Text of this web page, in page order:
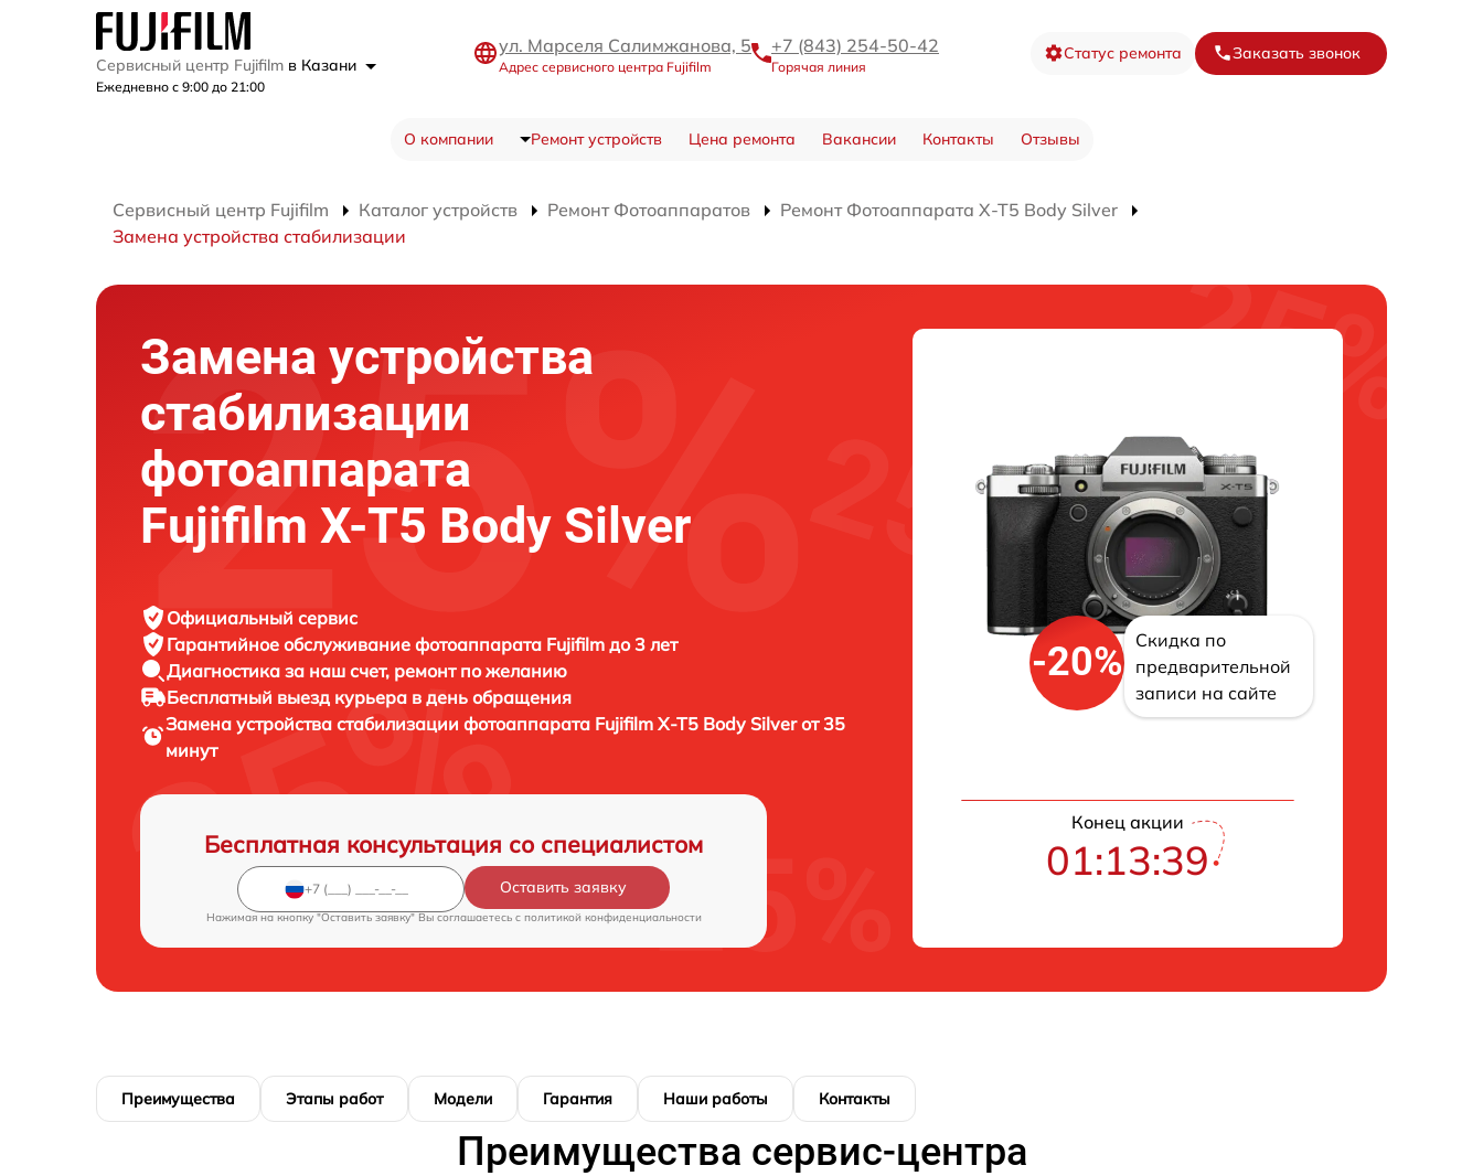
Сервисный центр Fujifilm в Казани
Ежедневно с 9:00 до 21:00
ул. Марселя Салимжанова, 5
Адрес сервисного центра Fujifilm
+7 (843) 254-50-42
Горячая линия
Статус ремонта Заказать звонок
О компании Ремонт устройств Цена ремонта Вакансии Контакты Отзывы
Сервисный центр Fujifilm Каталог устройств Ремонт Фотоаппаратов
Ремонт Фотоаппарата X-T5 Body Silver
Замена устройства стабилизации
Замена устройства
стабилизации
фотоаппарата
Fujifilm X-T5 Body Silver
Официальный сервис
Гарантийное обслуживание фотоаппарата Fujifilm до 3 лет
Диагностика за наш счет, ремонт по желанию
Бесплатный выезд курьера в день обращения
Замена устройства стабилизации фотоаппарата Fujifilm X-T5 Body Silver от 35
минут
Бесплатная консультация со специалистом
Оставить заявку
Нажимая на кнопку "Оставить заявку" Вы соглашаетесь c политикой конфиденциальности
-20%
Скидка по
предварительной
записи на сайте
Конец акции
01:13:38
Преимущества Этапы работ Модели Гарантия Наши работы Контакты
Преимущества сервис-центра